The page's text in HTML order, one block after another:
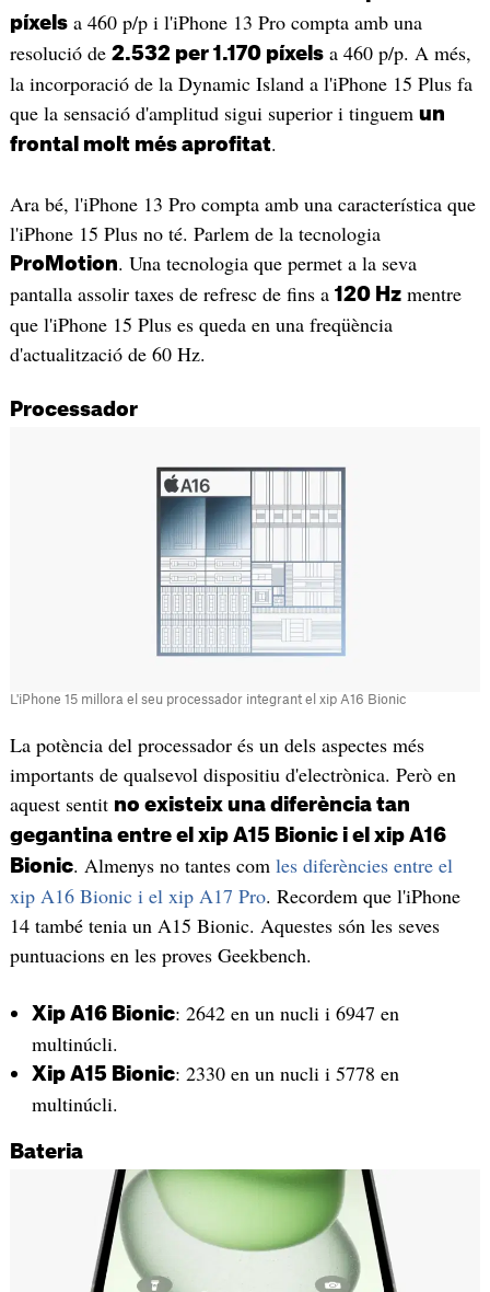
píxelsa 460 p/p i l'iPhone 13 Pro compta amb una
resolució de 2.532 per 1.170 píxelsa 460 p/p. A més,
la incorporació de la Dynamic Island a l'iPhone 15 Plus fa
que la sensació d'amplitud sigui superior i tinguem un
frontal molt més aprofitat.
Ara bé, l'iPhone 13 Pro compta amb una característica que
l'iPhone 15 Plus no té. Parlem de la tecnologia
ProMotion. Una tecnologia que permet a la seva
pantalla assolir taxes de refresc de fins a 120 Hzmentre
que l'iPhone 15 Plus es queda en una freqüència
d'actualització de 60 Hz.
Processador
L'iPhone 15 millora el seu processador integrant el xip A16 Bionic
La potència del processador és un dels aspectes més
importants de qualsevol dispositiu d'electrònica. Però en
aquest sentit no existeix una diferència tan
gegantina entre el xip A15 Bionic i el xip A16
Bionic. Almenys no tantes com les diferències entre el
xip A16 Bionic i el xip A17 Pro. Recordem que l'iPhone
14 també tenia un A15 Bionic. Aquestes són les seves
puntuacions en les proves Geekbench.
Xip A16 Bionic: 2642 en un nucli i 6947 en
multinúcli.
Xip A15 Bionic: 2330 en un nucli i 5778 en
multinúcli.
Bateria